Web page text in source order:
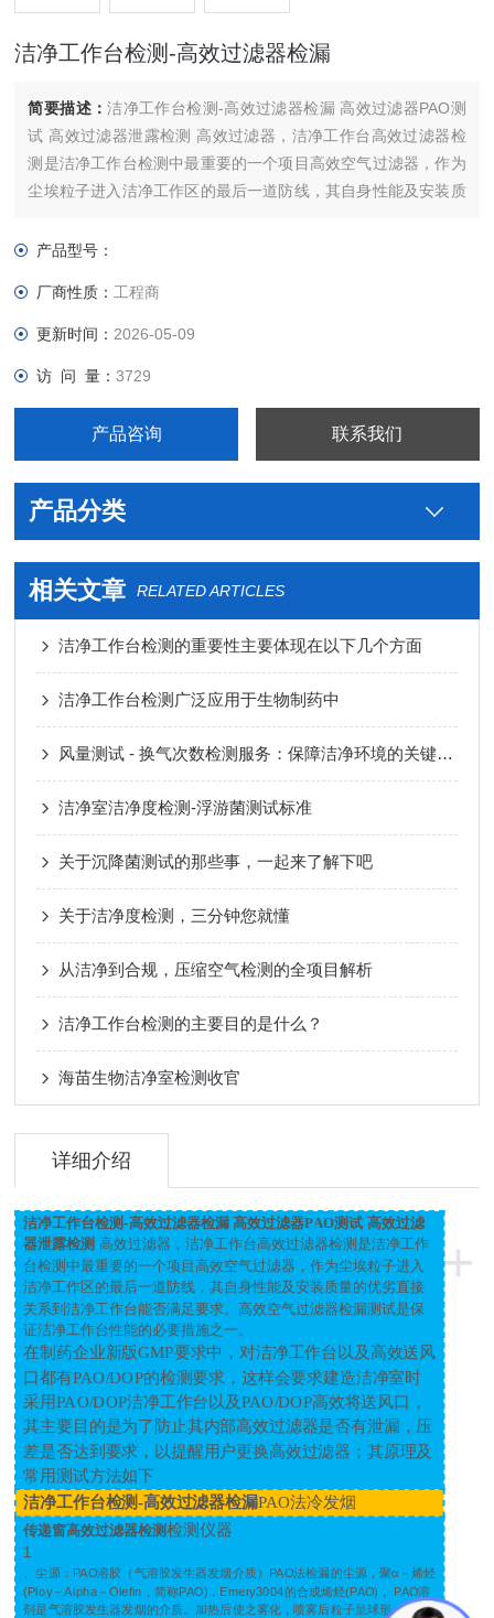
洁净工作台检测-高效过滤器检漏
简要描述：洁净工作台检测-高效过滤器检漏 高效过滤器PAO测
试 高效过滤器泄露检测 高效过滤器，洁净工作台高效过滤器检
测是洁净工作台检测中最重要的一个项目高效空气过滤器，作为
尘埃粒子进入洁净工作区的最后一道防线，其自身性能及安装质
产品型号：
厂商性质： 工程商
更新时间： 2026-05-09
访 问 量：3729
产品咨询 联系我们
产品分类
相关文章 RELATED ARTICLES
洁净工作台检测的重要性主要体现在以下几个方面
洁净工作台检测广泛应用于生物制药中
风量测试 - 换气次数检测服务：保障洁净环境的关键支撑​
洁净室洁净度检测-浮游菌测试标准
关于沉降菌测试的那些事，一起来了解下吧
关于洁净度检测，三分钟您就懂
从洁净到合规，压缩空气检测的全项目解析
洁净工作台检测的主要目的是什么？
海苗生物洁净室检测收官
详细介绍
+
洁净工作台检测-高效过滤器检漏 高效过滤器PAO测试 高效过滤
器泄露检测 高效过滤器，洁净工作台高效过滤器检测是洁净工作
台检测中最重要的一个项目高效空气过滤器，作为尘埃粒子进入
洁净工作区的最后一道防线，其自身性能及安装质量的优劣直接
关系到洁净工作台能否满足要求。高效空气过滤器检漏测试是保
证洁净工作台性能的必要措施之一。
在制药企业新版GMP要求中，对洁净工作台以及高效送风
口都有PAO/DOP的检测要求，这样会要求建造洁净室时
采用PAO/DOP洁净工作台以及PAO/DOP高效将送风口，
其主要目的是为了防止其内部高效过滤器是否有泄漏，压
差是否达到要求，以提醒用户更换高效过滤器；其原理及
常用测试方法如下
洁净工作台检测-高效过滤器检漏PAO法冷发烟
传递窗高效过滤器检测检测仪器
1
、尘源： PAO溶胶（气溶胶发生器发烟介质） PAO法检漏的尘源，聚α－烯烃
(Ploy－Alpha －Olefin ，简称PAO) ， Emery3004的合成烯烃(PAO) ， PAO溶
剂是气溶胶发生器发烟的介质。加热后使之雾化，喷雾后粒子呈球形。